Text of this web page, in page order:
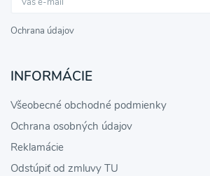
Ochrana údajov
INFORMÁCIE
Všeobecné obchodné podmienky
Ochrana osobných údajov
Reklamácie
Odstúpiť od zmluvy TU